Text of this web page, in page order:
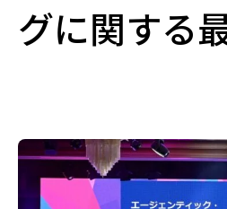
グに関する